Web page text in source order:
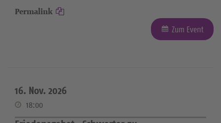
Permalink
Zum Event
16. Nov. 2026
18:00